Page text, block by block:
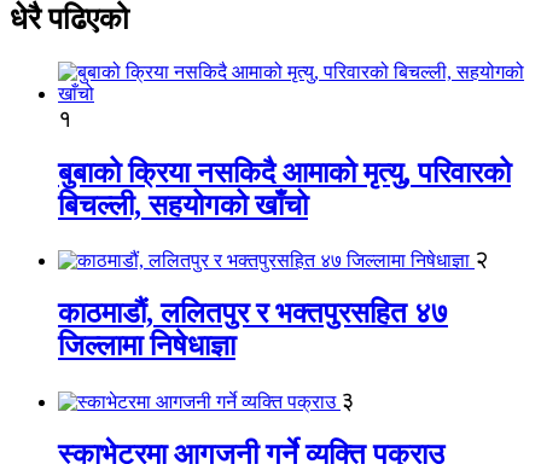
धेरै पढिएको
१
बुबाको क्रिया नसकिदै आमाको मृत्यु, परिवारको
बिचल्ली, सहयोगको खाँचो
२
काठमाडौं, ललितपुर र भक्तपुरसहित ४७
जिल्लामा निषेधाज्ञा
३
स्काभेटरमा आगजनी गर्ने व्यक्ति पक्राउ